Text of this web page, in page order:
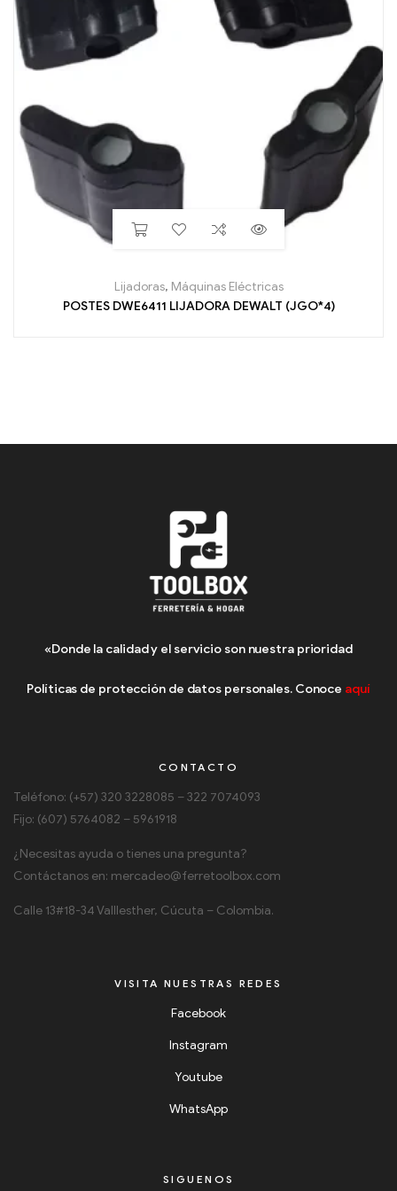
Lijadoras, Máquinas Eléctricas
POSTES DWE6411 LIJADORA DEWALT (JGO*4)
En Linea
«Donde la calidad y el servicio son nuestra prioridad
Políticas de protección de datos personales. Conoce aquí
CONTACTO
Teléfono: (+57) 320 3228085 – 322 7074093
Fijo: (607) 5764082 – 5961918
¿Necesitas ayuda o tienes una pregunta?
Contáctanos en: mercadeo@ferretoolbox.com
Calle 13#18-34 Valllesther, Cúcuta – Colombia.
VISITA NUESTRAS REDES
Facebook
Instagram
Youtube
WhatsApp
SIGUENOS